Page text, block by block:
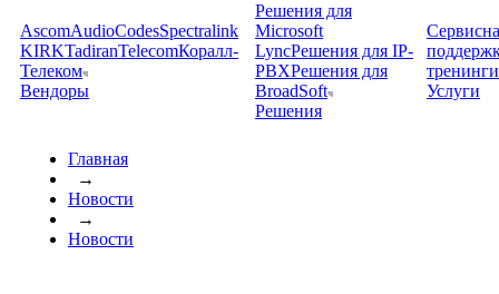
AscomAudioCodesSpectralink
KIRKTadiranTelecomКоралл-
Телеком
Вендоры
Решения для
Microsoft
LyncРешения для IP-
PBXРешения для
BroadSoft
Решения
тренинги
Услуги
Главная
→
Новости
→
Новости